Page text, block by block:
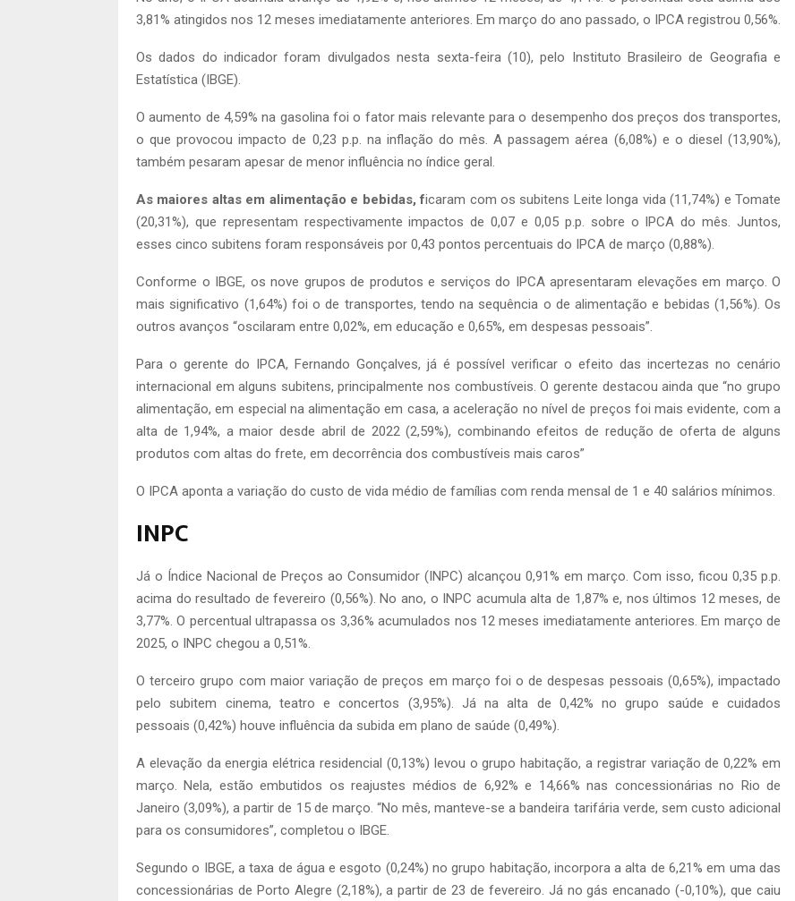
3,81% atingidos nos 12 meses imediatamente anteriores. Em março do ano passado, o IPCA registrou 0,56%.
Os dados do indicador foram divulgados nesta sexta-feira (10), pelo Instituto Brasileiro de Geografia e
Estatística (IBGE).
O aumento de 4,59% na gasolina foi o fator mais relevante para o desempenho dos preços dos transportes,
o que provocou impacto de 0,23 p.p. na inflação do mês. A passagem aérea (6,08%) e o diesel (13,90%),
também pesaram apesar de menor influência no índice geral.
As maiores altas em alimentação e bebidas, ficaram com os subitens Leite longa vida (11,74%) e Tomate
(20,31%), que representam respectivamente impactos de 0,07 e 0,05 p.p. sobre o IPCA do mês. Juntos,
esses cinco subitens foram responsáveis por 0,43 pontos percentuais do IPCA de março (0,88%).
Conforme o IBGE, os nove grupos de produtos e serviços do IPCA apresentaram elevações em março. O
mais significativo (1,64%) foi o de transportes, tendo na sequência o de alimentação e bebidas (1,56%). Os
outros avanços “oscilaram entre 0,02%, em educação e 0,65%, em despesas pessoais”.
Para o gerente do IPCA, Fernando Gonçalves, já é possível verificar o efeito das incertezas no cenário
internacional em alguns subitens, principalmente nos combustíveis. O gerente destacou ainda que “no grupo
alimentação, em especial na alimentação em casa, a aceleração no nível de preços foi mais evidente, com a
alta de 1,94%, a maior desde abril de 2022 (2,59%), combinando efeitos de redução de oferta de alguns
produtos com altas do frete, em decorrência dos combustíveis mais caros”
O IPCA aponta a variação do custo de vida médio de famílias com renda mensal de 1 e 40 salários mínimos.
INPC
Já o Índice Nacional de Preços ao Consumidor (INPC) alcançou 0,91% em março. Com isso, ficou 0,35 p.p.
acima do resultado de fevereiro (0,56%). No ano, o INPC acumula alta de 1,87% e, nos últimos 12 meses, de
3,77%. O percentual ultrapassa os 3,36% acumulados nos 12 meses imediatamente anteriores. Em março de
2025, o INPC chegou a 0,51%.
O terceiro grupo com maior variação de preços em março foi o de despesas pessoais (0,65%), impactado
pelo subitem cinema, teatro e concertos (3,95%). Já na alta de 0,42% no grupo saúde e cuidados
pessoais (0,42%) houve influência da subida em plano de saúde (0,49%).
A elevação da energia elétrica residencial (0,13%) levou o grupo habitação, a registrar variação de 0,22% em
março. Nela, estão embutidos os reajustes médios de 6,92% e 14,66% nas concessionárias no Rio de
Janeiro (3,09%), a partir de 15 de março. “No mês, manteve-se a bandeira tarifária verde, sem custo adicional
para os consumidores”, completou o IBGE.
Segundo o IBGE, a taxa de água e esgoto (0,24%) no grupo habitação, incorpora a alta de 6,21% em uma das
concessionárias de Porto Alegre (2,18%), a partir de 23 de fevereiro. Já no gás encanado (-0,10%), que caiu